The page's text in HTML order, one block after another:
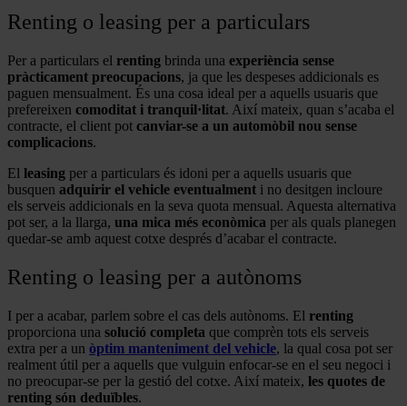
Renting o leasing per a particulars
Per a particulars el renting brinda una experiència sense
pràcticament preocupacions, ja que les despeses addicionals es
paguen mensualment. És una cosa ideal per a aquells usuaris que
prefereixen comoditat i tranquil·litat. Així mateix, quan s’acaba el
contracte, el client pot canviar-se a un automòbil nou sense
complicacions.
El leasing per a particulars és idoni per a aquells usuaris que
busquen adquirir el vehicle eventualment i no desitgen incloure
els serveis addicionals en la seva quota mensual. Aquesta alternativa
pot ser, a la llarga, una mica més econòmica per als quals planegen
quedar-se amb aquest cotxe després d’acabar el contracte.
Renting o leasing per a autònoms
I per a acabar, parlem sobre el cas dels autònoms. El renting
proporciona una solució completa que comprèn tots els serveis
extra per a un òptim manteniment del vehicle, la qual cosa pot ser
realment útil per a aquells que vulguin enfocar-se en el seu negoci i
no preocupar-se per la gestió del cotxe. Així mateix, les quotes de
renting són deduïbles.